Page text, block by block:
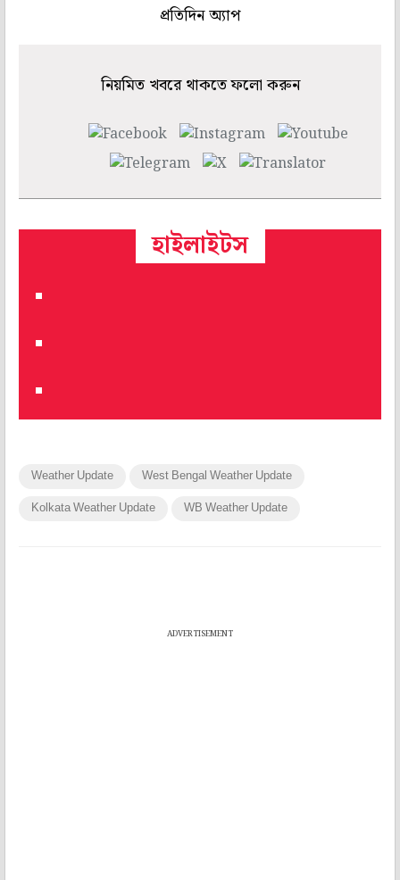
প্রতিদিন অ্যাপ
নিয়মিত খবরে থাকতে ফলো করুন
হাইলাইটস
Weather Update West Bengal Weather Update
Kolkata Weather Update WB Weather Update
ADVERTISEMENT